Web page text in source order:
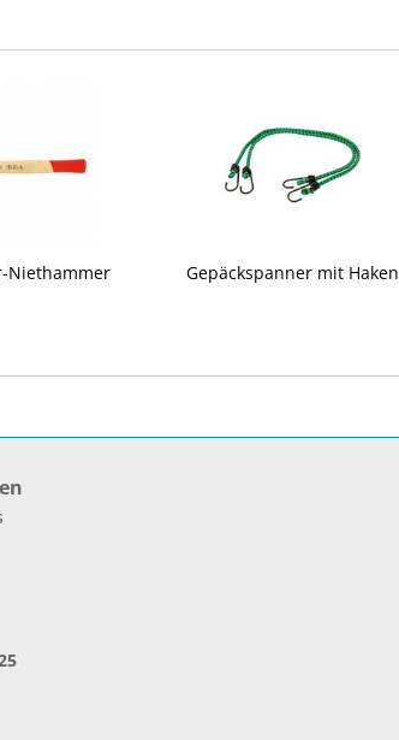
Niethammer Gepäckspanner mit Haken